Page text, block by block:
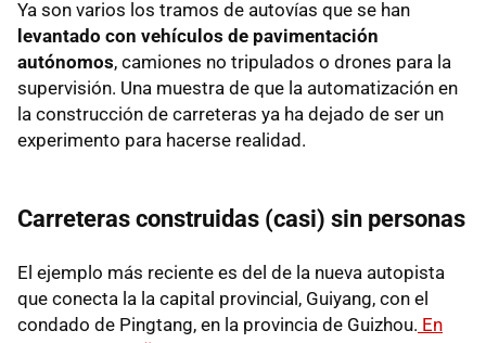
Ya son varios los tramos de autovías que se han
levantado con vehículos de pavimentación
autónomos, camiones no tripulados o drones para la
supervisión. Una muestra de que la automatización en
la construcción de carreteras ya ha dejado de ser un
experimento para hacerse realidad.
Carreteras construidas (casi) sin personas
El ejemplo más reciente es del de la nueva autopista
que conecta la la capital provincial, Guiyang, con el
condado de Pingtang, en la provincia de Guizhou. En